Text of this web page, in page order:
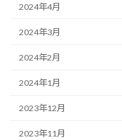
2024年4月
2024年3月
2024年2月
2024年1月
2023年12月
2023年11月